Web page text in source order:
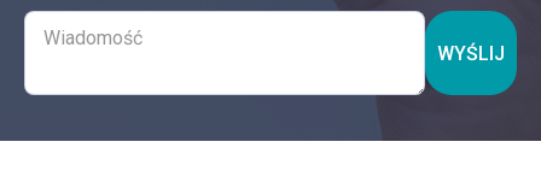
WYŚLIJ